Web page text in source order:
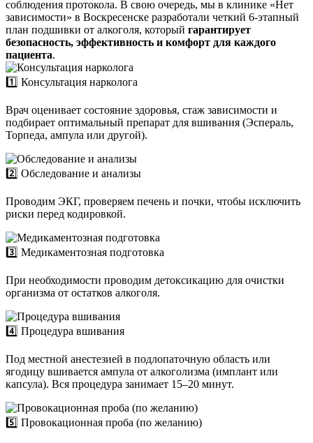
соблюдения протокола. В свою очередь, мы в клинике «Нет
зависимости» в Воскресенске разработали четкий 6-этапный
план подшивки от алкоголя, который гарантирует
безопасность, эффективность и комфорт для каждого
пациента.
1️⃣ Консультация нарколога
Врач оценивает состояние здоровья, стаж зависимости и
подбирает оптимальный препарат для вшивания (Эспераль,
Торпеда, ампула или другой).
2️⃣ Обследование и анализы
Проводим ЭКГ, проверяем печень и почки, чтобы исключить
риски перед кодировкой.
3️⃣ Медикаментозная подготовка
При необходимости проводим детоксикацию для очистки
организма от остатков алкоголя.
4️⃣ Процедура вшивания
Под местной анестезией в подлопаточную область или
ягодицу вшивается ампула от алкоголизма (имплант или
капсула). Вся процедура занимает 15–20 минут.
5️⃣ Провокационная проба (по желанию)